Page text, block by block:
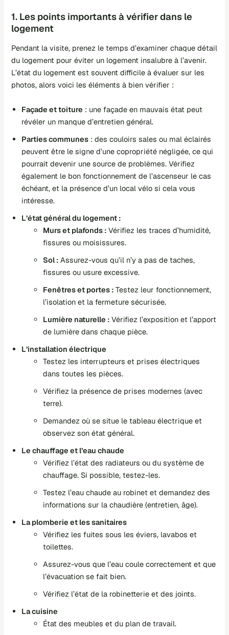
1. Les points importants à vérifier dans le
logement
Pendant la visite, prenez le temps d’examiner chaque détail
du logement pour éviter un logement insalubre à l’avenir.
L’état du logement est souvent difficile à évaluer sur les
photos, alors voici les éléments à bien vérifier :
Façade et toiture : une façade en mauvais état peut
révéler un manque d’entretien général.
Parties communes : des couloirs sales ou mal éclairés
peuvent être le signe d’une copropriété négligée, ce qui
pourrait devenir une source de problèmes. Vérifiez
également le bon fonctionnement de l’ascenseur le cas
échéant, et la présence d’un local vélo si cela vous
intéresse.
L’état général du logement :
Murs et plafonds : Vérifiez les traces d’humidité,
fissures ou moisissures.
Sol : Assurez-vous qu’il n’y a pas de taches,
fissures ou usure excessive.
Fenêtres et portes : Testez leur fonctionnement,
l’isolation et la fermeture sécurisée.
Lumière naturelle : Vérifiez l’exposition et l’apport
de lumière dans chaque pièce.
L’installation électrique
Testez les interrupteurs et prises électriques
dans toutes les pièces.
Vérifiez la présence de prises modernes (avec
terre).
Demandez où se situe le tableau électrique et
observez son état général.
Le chauffage et l’eau chaude
Vérifiez l’état des radiateurs ou du système de
chauffage. Si possible, testez-les.
Testez l’eau chaude au robinet et demandez des
informations sur la chaudière (entretien, âge).
La plomberie et les sanitaires
Vérifiez les fuites sous les éviers, lavabos et
toilettes.
Assurez-vous que l’eau coule correctement et que
l’évacuation se fait bien.
Vérifiez l’état de la robinetterie et des joints.
La cuisine
État des meubles et du plan de travail.